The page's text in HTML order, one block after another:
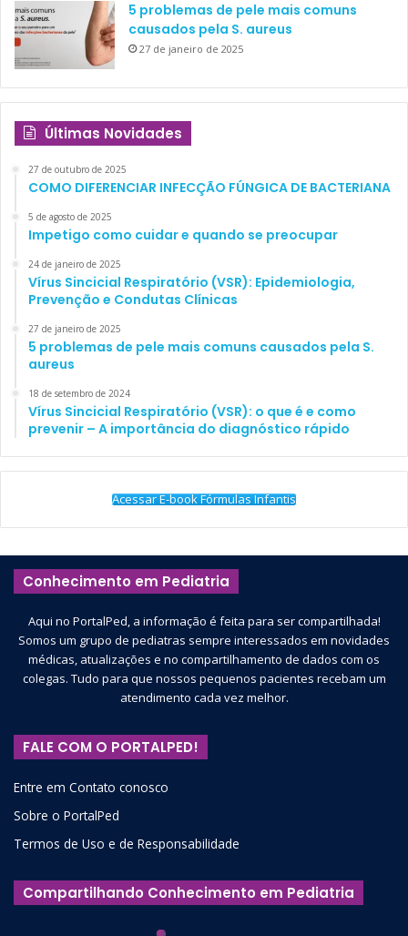
5 problemas de pele mais comuns
causados pela S. aureus
27 de janeiro de 2025
Últimas Novidades
27 de outubro de 2025
COMO DIFERENCIAR INFECÇÃO FÚNGICA DE BACTERIANA
5 de agosto de 2025
Impetigo como cuidar e quando se preocupar
24 de janeiro de 2025
Vírus Sincicial Respiratório (VSR): Epidemiologia,
Prevenção e Condutas Clínicas
27 de janeiro de 2025
5 problemas de pele mais comuns causados pela S.
aureus
18 de setembro de 2024
Vírus Sincicial Respiratório (VSR): o que é e como
prevenir – A importância do diagnóstico rápido
Acessar E-book Fórmulas Infantis
Conhecimento em Pediatria
Aqui no PortalPed, a informação é feita para ser compartilhada!
Somos um grupo de pediatras sempre interessados em novidades
médicas, atualizações e no compartilhamento de dados com os
colegas. Tudo para que nossos pequenos pacientes recebam um
atendimento cada vez melhor.
FALE COM O PORTALPED!
Entre em Contato conosco
Sobre o PortalPed
Termos de Uso e de Responsabilidade
Compartilhando Conhecimento em Pediatria